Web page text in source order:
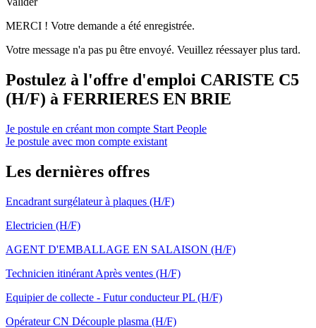
MERCI ! Votre demande a été enregistrée.
Votre message n'a pas pu être envoyé. Veuillez réessayer plus tard.
Postulez à l'offre d'emploi CARISTE C5
(H/F) à FERRIERES EN BRIE
Je postule en créant mon compte Start People
Je postule avec mon compte existant
Les dernières offres
Encadrant surgélateur à plaques (H/F)
Electricien (H/F)
AGENT D'EMBALLAGE EN SALAISON (H/F)
Technicien itinérant Après ventes (H/F)
Equipier de collecte - Futur conducteur PL (H/F)
Opérateur CN Découple plasma (H/F)